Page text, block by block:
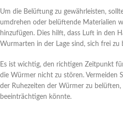
Um die Belüftung zu gewährleisten,
umdrehen oder belüftende Materialien
hinzufügen. Dies hilft, dass Luft in den
Wurmarten in der Lage sind, sich frei zu
Es ist wichtig, den richtigen Zeitpunkt
die Würmer nicht zu stören. Vermeiden
der Ruhezeiten der Würmer zu
beeinträchtigen könnte.